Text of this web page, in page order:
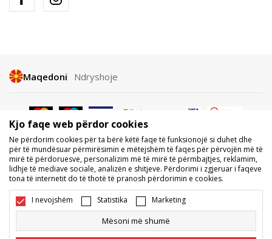
Maqedoni Ndryshoje
Nuk lejohet shkarkimi ose përdorimi i përmbajtjes nga faqet e internetit
të BDS.MK, pjesërisht ose tërësisht, dhe i referohet logove, markave
tregtare, përmbajtjes komerciale, as caktimi i tyre palëve të treta,
publikimi i tyre publikisht ose përdorimi i tyre për ndonjë për qëllime, pa
pëlqimin me shkrim të BDS.MK DOOEL.
Ne përpiqemi të jemi sa më të saktë në përshkrimin e produktit, foton
dhe vetë çmimin, por nuk mund të garantojmë që të gjitha informacionet
Kjo faqe web përdor cookies
Ne përdorim cookies për ta bërë këtë faqe të funksionojë si duhet dhe
për të mundësuar përmirësimin e mëtejshëm të faqes për përvojën më të
mirë të përdoruesve, personalizim më të mirë të përmbajtjes, reklamim,
lidhje të mediave sociale, analizën e shitjeve. Përdorimi i zgjeruar i faqeve
tona të internetit do të thotë të pranosh përdorimin e cookies.
I nevojshëm Statistika Marketing
Mësoni më shumë